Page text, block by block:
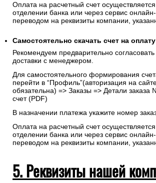
Оплата на расчетный счет
отделении банка или через сервис
переводом на реквизиты компании,
Самостоятельно скачать счет на оплату
Рекомендуем предварительно
доставки с менеджером.
Для самостоятельного формирования
перейти в “Профиль”(авторизация на
обязательна) => Заказы => Детали заказа
счет (PDF)
В назначении платежа укажите номер
Оплата на расчетный счет
отделении банка или через сервис
переводом на реквизиты компании,
5. Реквизиты нашей